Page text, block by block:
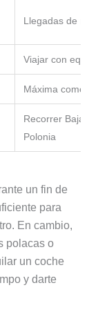
Llegadas de
Viajar con
Máxima
Recorrer Baja
Polonia
un fin de
para
En cambio,
polacas o
un coche
y darte